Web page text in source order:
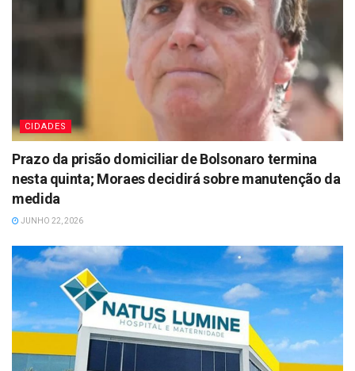
CIDADES
Prazo da prisão domiciliar de Bolsonaro termina
nesta quinta; Moraes decidirá sobre manutenção da
medida
JUNHO 22, 2026